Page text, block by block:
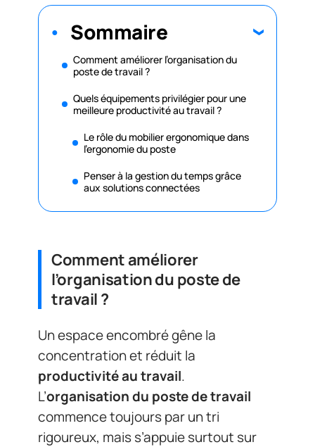
Sommaire
Comment améliorer l’organisation du
poste de travail ?
Quels équipements privilégier pour une
meilleure productivité au travail ?
Le rôle du mobilier ergonomique dans
l’ergonomie du poste
Penser à la gestion du temps grâce
aux solutions connectées
Comment améliorer
l’organisation du poste de
travail ?
Un espace encombré gêne la
concentration et réduit la
productivité au travail.
L’organisation du poste de travail
commence toujours par un tri
rigoureux, mais s’appuie surtout sur